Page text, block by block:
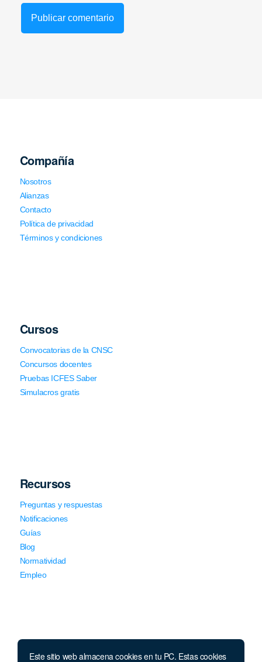
Este sitio web almacena cookies en tu PC. Estas cookies
Compañía
Nosotros
Alianzas
Contacto
Política de privacidad
Términos y condiciones
Cursos
Convocatorias de la CNSC
Concursos docentes
Pruebas ICFES Saber
Simulacros gratis
Recursos
Preguntas y respuestas
Notificaciones
Guías
Blog
Normatividad
Empleo